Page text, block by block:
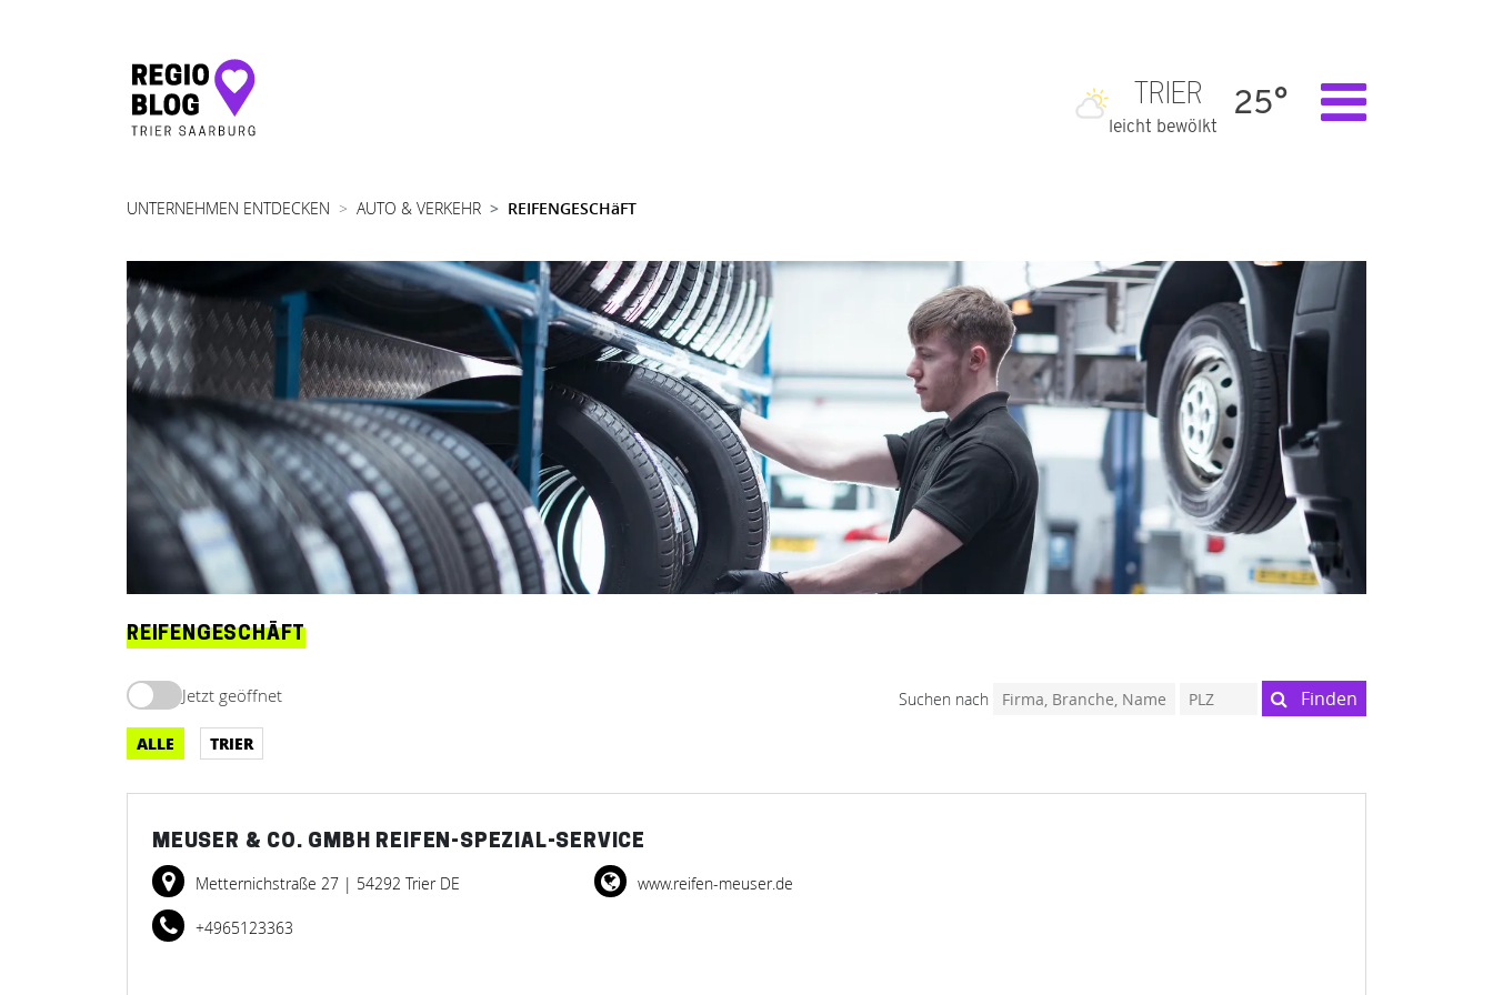
Hauptnavigation
TRIER
leicht bewölkt
25°
UNTERNEHMEN ENTDECKEN AUTO & VERKEHR REIFENGESCHäFT
REIFENGESCHÄFT
Jetzt geöffnet Suchen nach Finden
ALLE TRIER
MEUSER & CO. GMBH REIFEN-SPEZIAL-SERVICE
Metternichstraße 27 | 54292 Trier DE
+4965123363
www.reifen-meuser.de